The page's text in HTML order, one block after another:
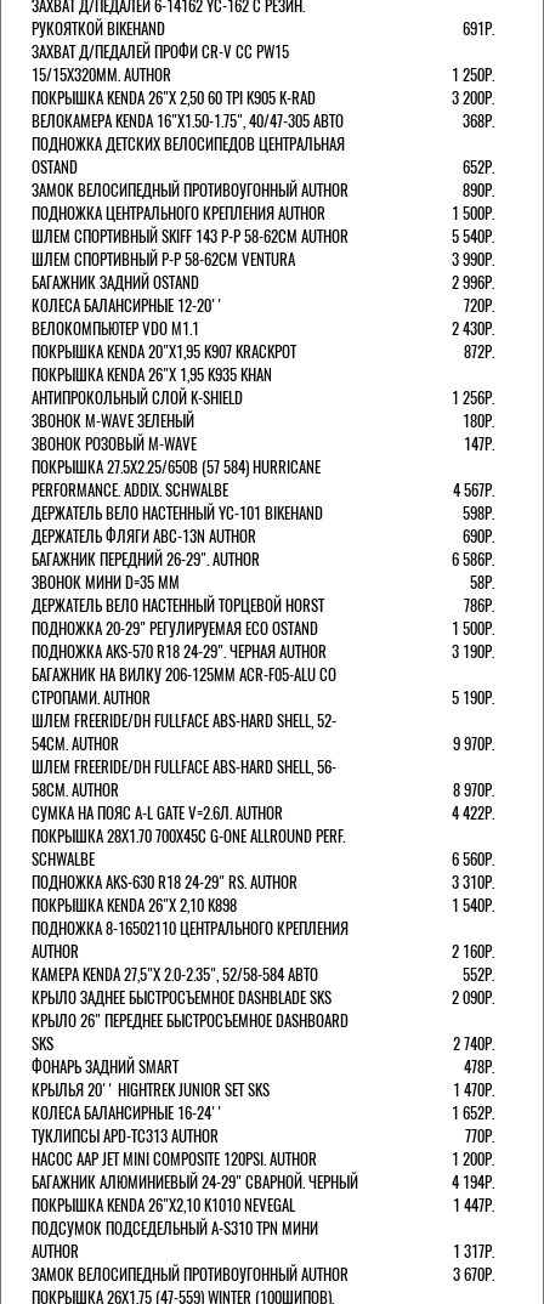
ЗАХВАТ Д/ПЕДАЛЕЙ 6-14162 YC-162 С РЕЗИН.
РУКОЯТКОЙ BIKEHAND
691Р.
ЗАХВАТ Д/ПЕДАЛЕЙ ПРОФИ CR-V CC PW15
15/15X320ММ. AUTHOR
1 250Р.
ПОКРЫШКА KENDA 26"Х 2,50 60 TPI K905 K-RAD
3 200Р.
ВЕЛОКАМЕРА KENDA 16"Х1.50-1.75", 40/47-305 АВТО
368Р.
ПОДНОЖКА ДЕТСКИХ ВЕЛОСИПЕДОВ ЦЕНТРАЛЬНАЯ
OSTAND
652Р.
ЗАМОК ВЕЛОСИПЕДНЫЙ ПРОТИВОУГОННЫЙ AUTHOR
890Р.
ПОДНОЖКА ЦЕНТРАЛЬНОГО КРЕПЛЕНИЯ AUTHOR
1 500Р.
ШЛЕМ СПОРТИВНЫЙ SKIFF 143 Р-Р 58-62СМ AUTHOR
5 540Р.
ШЛЕМ СПОРТИВНЫЙ Р-Р 58-62СМ VENTURA
3 990Р.
БАГАЖНИК ЗАДНИЙ OSTAND
2 996Р.
КОЛЕСА БАЛАНСИРНЫЕ 12-20''
720Р.
ВЕЛОКОМПЬЮТЕР VDO M1.1
2 430Р.
ПОКРЫШКА KENDA 20"Х1,95 K907 KRACKPOT
872Р.
ПОКРЫШКА KENDA 26"Х 1,95 K935 KHAN
АНТИПРОКОЛЬНЫЙ СЛОЙ K-SHIELD
1 256Р.
ЗВОНОК M-WAVE ЗЕЛЕНЫЙ
180Р.
ЗВОНОК РОЗОВЫЙ M-WAVE
147Р.
ПОКРЫШКА 27.5X2.25/650B (57 584) HURRICANE
PERFORMANCE. ADDIX. SCHWALBE
4 567Р.
ДЕРЖАТЕЛЬ ВЕЛО НАСТЕННЫЙ YC-101 BIKEHAND
598Р.
ДЕРЖАТЕЛЬ ФЛЯГИ ABC-13N AUTHOR
690Р.
БАГАЖНИК ПЕРЕДНИЙ 26-29". AUTHOR
6 586Р.
ЗВОНОК МИНИ D=35 ММ
58Р.
ДЕРЖАТЕЛЬ ВЕЛО НАСТЕННЫЙ ТОРЦЕВОЙ HORST
786Р.
ПОДНОЖКА 20-29" РЕГУЛИРУЕМАЯ ECO OSTAND
1 500Р.
ПОДНОЖКА AKS-570 R18 24-29". ЧЕРНАЯ AUTHOR
3 190Р.
БАГАЖНИК НА ВИЛКУ 206-125ММ ACR-F05-ALU СО
СТРОПАМИ. AUTHOR
5 190Р.
ШЛЕМ FREERIDE/DH FULLFACE ABS-HARD SHELL, 52-
54СМ. AUTHOR
9 970Р.
ШЛЕМ FREERIDE/DH FULLFACE ABS-HARD SHELL, 56-
58СМ. AUTHOR
8 970Р.
СУМКА НА ПОЯС A-L GATE V=2.6Л. AUTHOR
4 422Р.
ПОКРЫШКА 28X1.70 700X45C G-ONE ALLROUND PERF.
SCHWALBE
6 560Р.
ПОДНОЖКА AKS-630 R18 24-29" RS. AUTHOR
3 310Р.
ПОКРЫШКА KENDA 26"Х 2,10 K898
1 540Р.
ПОДНОЖКА 8-16502110 ЦЕНТРАЛЬНОГО КРЕПЛЕНИЯ
AUTHOR
2 160Р.
КАМЕРА KENDA 27,5"Х 2.0-2.35", 52/58-584 АВТО
552Р.
КРЫЛО ЗАДНЕЕ БЫСТРОСЪЕМНОЕ DASHBLADE SKS
2 090Р.
КРЫЛО 26" ПЕРЕДНЕЕ БЫСТРОСЪЕМНОЕ DASHBOARD
SKS
2 740Р.
ФОНАРЬ ЗАДНИЙ SMART
478Р.
КРЫЛЬЯ 20'' HIGHTREK JUNIOR SET SKS
1 470Р.
КОЛЕСА БАЛАНСИРНЫЕ 16-24''
1 652Р.
ТУКЛИПСЫ APD-TC313 AUTHOR
770Р.
НАСОС AAP JET MINI COMPOSITE 120PSI. AUTHOR
1 200Р.
БАГАЖНИК АЛЮМИНИЕВЫЙ 24-29" СВАРНОЙ. ЧЕРНЫЙ
4 194Р.
ПОКРЫШКА KENDA 26"Х2,10 K1010 NEVEGAL
1 447Р.
ПОДСУМОК ПОДСЕДЕЛЬНЫЙ A-S310 TPN МИНИ
AUTHOR
1 317Р.
ЗАМОК ВЕЛОСИПЕДНЫЙ ПРОТИВОУГОННЫЙ AUTHOR
3 670Р.
ПОКРЫШКА 26X1,75 (47-559) WINTER (100ШИПОВ).